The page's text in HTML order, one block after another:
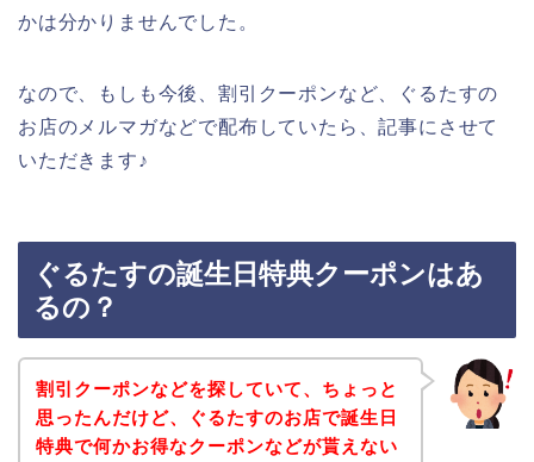
かは分かりませんでした。
なので、もしも今後、割引クーポンなど、ぐるたすの
お店のメルマガなどで配布していたら、記事にさせて
いただきます♪
ぐるたすの誕生日特典クーポンはあ
るの？
割引クーポンなどを探していて、ちょっと
思ったんだけど、ぐるたすのお店で誕生日
特典で何かお得なクーポンなどが貰えない